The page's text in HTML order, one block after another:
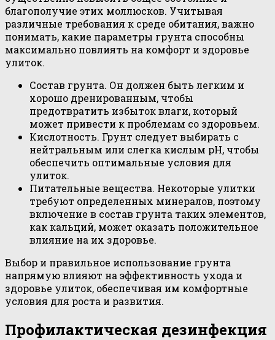
благополучие этих моллюсков. Учитывая
различные требования к среде обитания, важно
понимать, какие параметры грунта способны
максимально повлиять на комфорт и здоровье
улиток.
Состав грунта. Он должен быть легким и
хорошо дренированным, чтобы
предотвратить избыток влаги, который
может привести к проблемам со здоровьем.
Кислотность. Грунт следует выбирать с
нейтральным или слегка кислым pH, чтобы
обеспечить оптимальные условия для
улиток.
Питательные вещества. Некоторые улитки
требуют определенных минералов, поэтому
включение в состав грунта таких элементов,
как кальций, может оказать положительное
влияние на их здоровье.
Выбор и правильное использование грунта
напрямую влияют на эффективность ухода и
здоровье улиток, обеспечивая им комфортные
условия для роста и развития.
Профилактическая дезинфекция